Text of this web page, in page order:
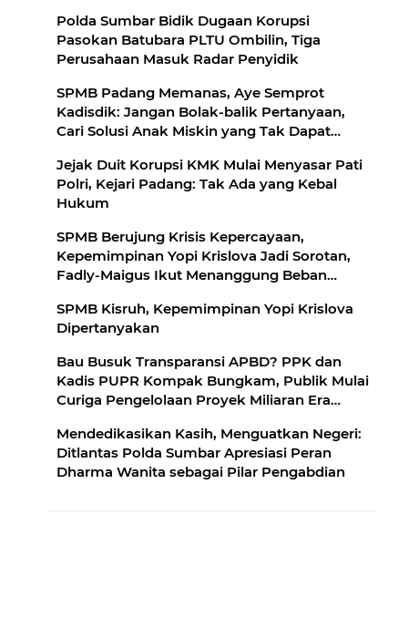
Polda Sumbar Bidik Dugaan Korupsi
Pasokan Batubara PLTU Ombilin, Tiga
Perusahaan Masuk Radar Penyidik
SPMB Padang Memanas, Aye Semprot
Kadisdik: Jangan Bolak-balik Pertanyaan,
Cari Solusi Anak Miskin yang Tak Dapat
Jejak Duit Korupsi KMK Mulai Menyasar Pati
Polri, Kejari Padang: Tak Ada yang Kebal
Hukum
SPMB Berujung Krisis Kepercayaan,
Kepemimpinan Yopi Krislova Jadi Sorotan,
Fadly-Maigus Ikut Menanggung Beban
SPMB Kisruh, Kepemimpinan Yopi Krislova
Dipertanyakan
Bau Busuk Transparansi APBD? PPK dan
Kadis PUPR Kompak Bungkam, Publik Mulai
Curiga Pengelolaan Proyek Miliaran Era
Mendedikasikan Kasih, Menguatkan Negeri:
Ditlantas Polda Sumbar Apresiasi Peran
Dharma Wanita sebagai Pilar Pengabdian